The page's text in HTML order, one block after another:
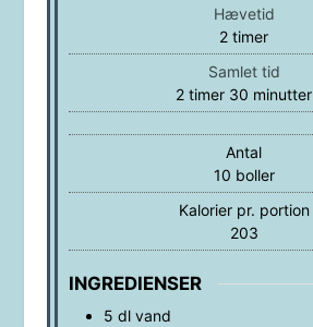
Hævetid
2timer
timer
Samlet tid
2timer
timer 30 minutter
minutter
Antal
10 boller
Kalorier pr. portion
203
INGREDIENSER
5 dl vand